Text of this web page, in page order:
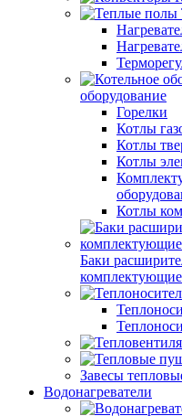
оборудование
Горелки
Котлы
Котлы
Котлы
Котлы
Баки
комплектующие
Завесы
Водонагреватели